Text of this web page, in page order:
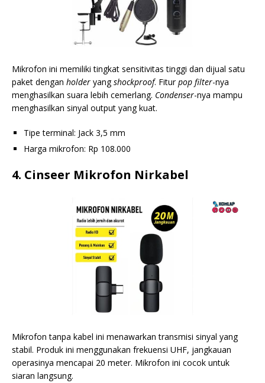
Mikrofon ini memiliki tingkat sensitivitas tinggi dan dijual satu
paket dengan holder yangshockproof. Fiturpop filter-nya
menghasilkan suara lebih cemerlang. Condenser-nya mampu
menghasilkan sinyal output yang kuat.
Tipe terminal: Jack 3,5 mm
Harga mikrofon: Rp 108.000
4. Cinseer Mikrofon Nirkabel
Mikrofon tanpa kabel ini menawarkan transmisi sinyal yang
stabil. Produk ini menggunakan frekuensi UHF, jangkauan
operasinya mencapai 20 meter. Mikrofon ini cocok untuk
siaran langsung.